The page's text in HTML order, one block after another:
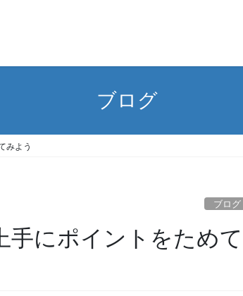
ブログ
みよう
ブログ
にポイントをためて